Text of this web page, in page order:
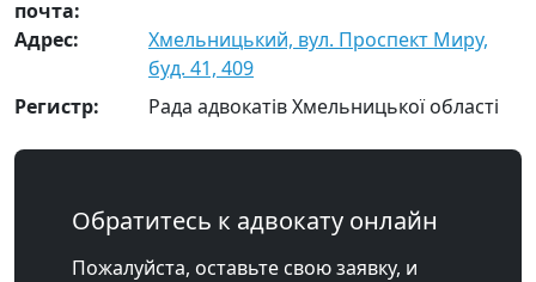
почта:
Адрес:
Хмельницький, вул. Проспект Миру,
буд. 41, 409
Регистр:
Рада адвокатів Хмельницької області
Обратитесь к адвокату онлайн
Пожалуйста, оставьте свою заявку, и